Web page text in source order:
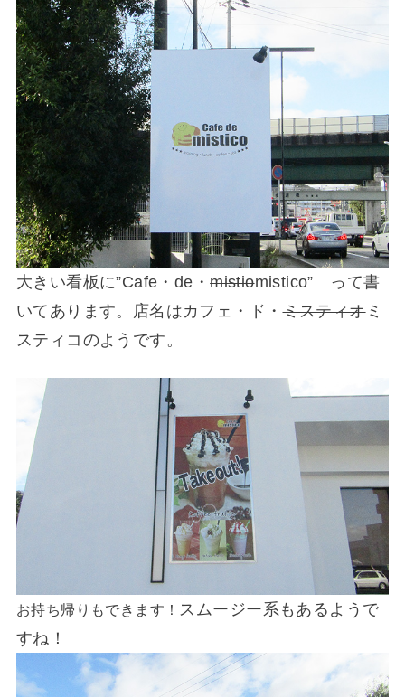
大きい看板に”Cafe・de・mistiomistico” って書
いてあります。店名はカフェ・ド・ミスティオミ
スティコのようです。
お持ち帰りもできます！ スムージー系もあるようで
すね！